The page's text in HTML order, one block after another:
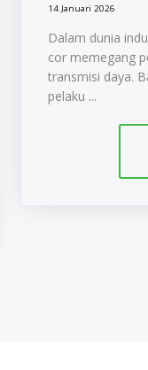
14 Januari 2026
Dalam dunia
cor memegang
transmisi daya.
pelaku ...